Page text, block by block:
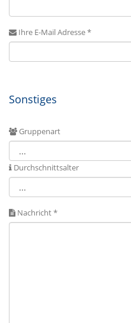
Ihre E-Mail Adresse *
Sonstiges
Gruppenart
Durchschnittsalter
Nachricht *